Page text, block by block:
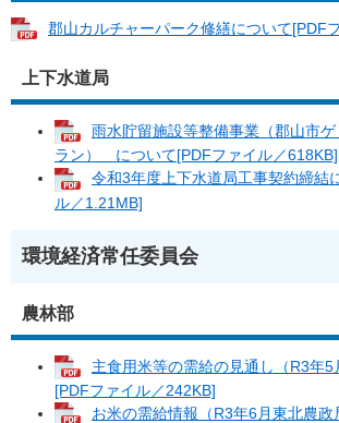
郡山カルチャーパーク修繕について[PDF
上下水道局
雨水貯留施設等整備事業（郡山市
ラン） について[PDFファイル／618KB]
令和3年度上下水道局工事契約締結
ル／1.21MB]
環境経済常任委員会
農林部
主食用米等の需給の見通し（R3年5
[PDFファイル／242KB]
お米の需給情報（R3年6月東北農